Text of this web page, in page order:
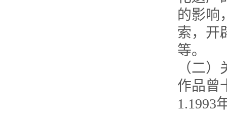
的影响
索，开
等。
（二
作品曾
1.1993